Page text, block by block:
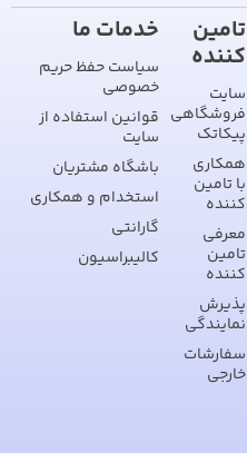
تامین
کننده
سایت
فروشگاهی
پیکاتک
همکاری
با تامین
کننده
معرفی
تامین
کننده
پذیرش
نمایندگی
سفارشات
خارجی
خدمات ما
سیاست حفظ حریم
خصوصی
قوانین استفاده از
سایت
باشگاه مشتریان
استخدام و همکاری
گارانتی
کالیبراسیون